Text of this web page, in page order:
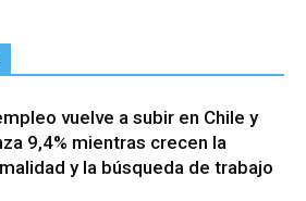
vuelve a subir en Chile y
9,4% mientras crecen la
y la búsqueda de trabajo